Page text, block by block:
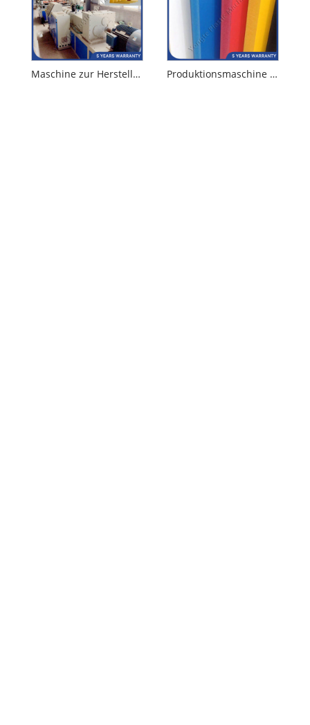
Maschine zur Herstellung von WPC-Möbelplatten aus Holz und Kunststoff Produktionsmaschine für WPC-Krustenschaumplatten